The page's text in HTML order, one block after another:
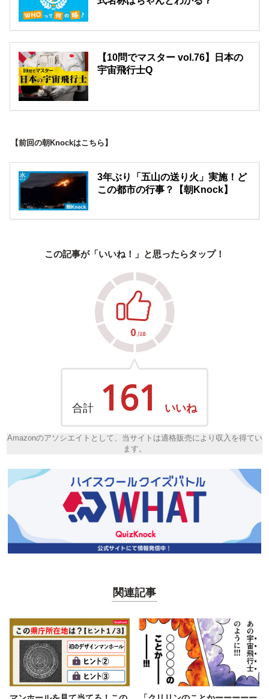
【10問でマスター vol.76】日本の
宇宙飛行士Q
【前回の朝Knockはこちら】
3年ぶり「五山の送り火」実施！ど
この都市の行事？【朝Knock】
この記事が「いいね！」と思ったらタップ！
合計 161 いいね
Amazonのアソシエイトとして、当サイトは適格販売により収入を得てい
ます。
関連記事